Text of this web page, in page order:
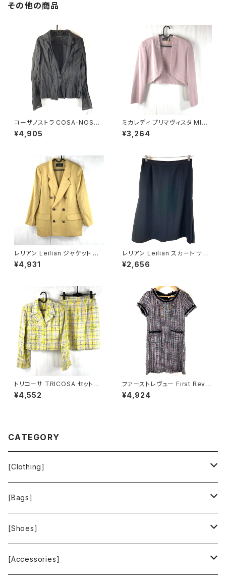
その他の商品
コーザノストラ COSA-NOSTR
A カットソー 長袖 シースルー
絹 スリット袖 濃ブラウン系 40
¥4,905
ミカレディ プリマヴィスタ MICA
LADY PRIMAVISTA カーディ
ガン 長袖 ビーズ 肩パッド ピン
¥3,264
レリアン Leilian ジャケット 肩
パッド 黄色 金色 13+サイズ 90
0590
¥4,931
レリアン Leilian スカート サイ
ドプリーツ 裏地付き 日本製 サ
イドファスナー 黒 11サイズ 929
¥2,656
トリコーサ TRICOSA セットア
ップ スーツ ジャケット スカート
肩パッド 黄色 日本製 42サイズ
¥4,552
ファーストレヴュー First Revu
e 半袖ワンピース フリンジ バッ
クファスナー ポケット ヴィンテ
¥4,924
CATEGORY
[Clothing]
Krochet Kids International
[Bags]
BAGGU
FOOD TEXTILE
[Shoes]
TOMS
[Accessories]